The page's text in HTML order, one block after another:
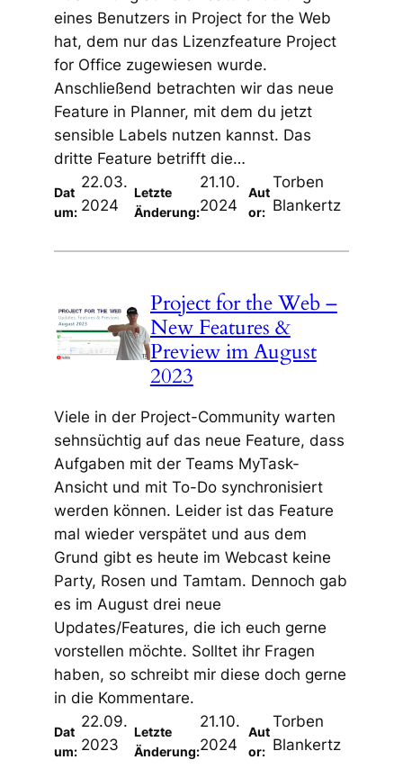
eines Benutzers in Project for the Web
hat, dem nur das Lizenzfeature Project
for Office zugewiesen wurde.
Anschließend betrachten wir das neue
Feature in Planner, mit dem du jetzt
sensible Labels nutzen kannst. Das
dritte Feature betrifft die…
Dat
um:
22.03.
2024
Letzte
Änderung:
21.10.
2024
Aut
or:
Torben
Blankertz
Project for the Web –
New Features &
Preview im August
2023
Viele in der Project-Community warten
sehnsüchtig auf das neue Feature, dass
Aufgaben mit der Teams MyTask-
Ansicht und mit To-Do synchronisiert
werden können. Leider ist das Feature
mal wieder verspätet und aus dem
Grund gibt es heute im Webcast keine
Party, Rosen und Tamtam. Dennoch gab
es im August drei neue
Updates/Features, die ich euch gerne
vorstellen möchte. Solltet ihr Fragen
haben, so schreibt mir diese doch gerne
in die Kommentare.
Dat
um:
22.09.
2023
Letzte
Änderung:
21.10.
2024
Aut
or:
Torben
Blankertz